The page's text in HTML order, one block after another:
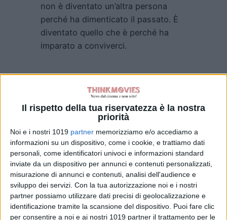
Il rispetto della tua riservatezza è la nostra
priorità
Noi e i nostri 1019 partner memorizziamo e/o accediamo a
informazioni su un dispositivo, come i cookie, e trattiamo dati
personali, come identificatori univoci e informazioni standard
inviate da un dispositivo per annunci e contenuti personalizzati,
misurazione di annunci e contenuti, analisi dell'audience e
sviluppo dei servizi. Con la tua autorizzazione noi e i nostri
partner possiamo utilizzare dati precisi di geolocalizzazione e
identificazione tramite la scansione del dispositivo. Puoi fare clic
per consentire a noi e ai nostri 1019 partner il trattamento per le
non è diventato un’altra persona
perché ha dimenticato il passato. È
diventato quello che è perché ha
imparato a conviverci.
Serie e Tv News
daEmanuela Giuliani
Tag: